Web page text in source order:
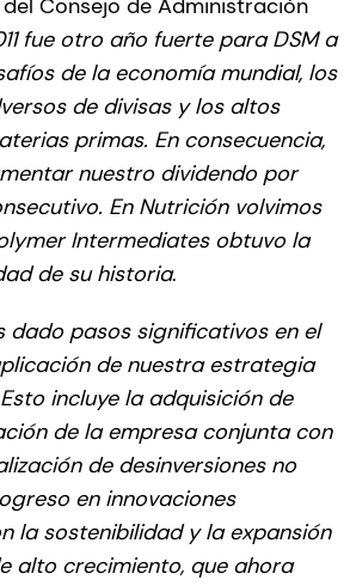
Consejo de Administración
fue otro año fuerte para DSM a
de la economía mundial, los
de divisas y los altos
primas. En consecuencia,
nuestro dividendo por
En Nutrición volvimos
Intermediates obtuvo la
de su historia.
dado pasos significativos en el
de nuestra estrategia
incluye la adquisición de
de la empresa conjunta con
de desinversiones no
en innovaciones
la sostenibilidad y la expansión
alto crecimiento, que ahora